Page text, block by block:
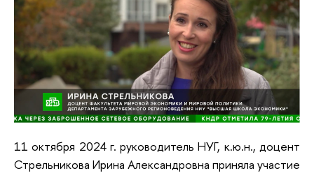
11 октября 2024 г. руководитель НУГ, к.ю.н., доцент
Стрельникова Ирина Александровна приняла участие